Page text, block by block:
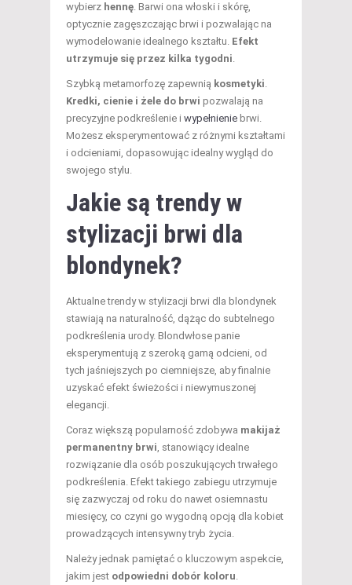
wybierz hennę. Barwi ona włoski i skórę,
optycznie zagęszczając brwi i pozwalając na
wymodelowanie idealnego kształtu. Efekt
utrzymuje się przez kilka tygodni.
Szybką metamorfozę zapewnią kosmetyki.
Kredki, cienie i żele do brwi pozwalają na
precyzyjne podkreślenie i wypełnienie brwi.
Możesz eksperymentować z różnymi kształtami
i odcieniami, dopasowując idealny wygląd do
swojego stylu.
Jakie są trendy w
stylizacji brwi dla
blondynek?
Aktualne trendy w stylizacji brwi dla blondynek
stawiają na naturalność, dążąc do subtelnego
podkreślenia urody. Blondwłose panie
eksperymentują z szeroką gamą odcieni, od
tych jaśniejszych po ciemniejsze, aby finalnie
uzyskać efekt świeżości i niewymuszonej
elegancji.
Coraz większą popularność zdobywa makijaż
permanentny brwi, stanowiący idealne
rozwiązanie dla osób poszukujących trwałego
podkreślenia. Efekt takiego zabiegu utrzymuje
się zazwyczaj od roku do nawet osiemnastu
miesięcy, co czyni go wygodną opcją dla kobiet
prowadzących intensywny tryb życia.
Należy jednak pamiętać o kluczowym aspekcie,
jakim jest odpowiedni dobór koloru.